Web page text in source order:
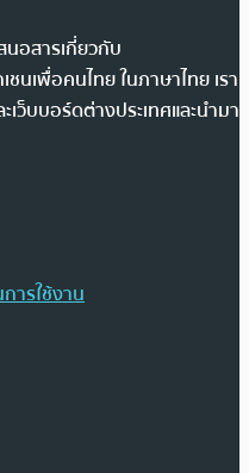
นอสารเกี่ยวกับ
นเพื่อคนไทย ในภาษาไทย เรา
ว็บบอร์ดต่างประเทศและนำมา
ารใช้งาน